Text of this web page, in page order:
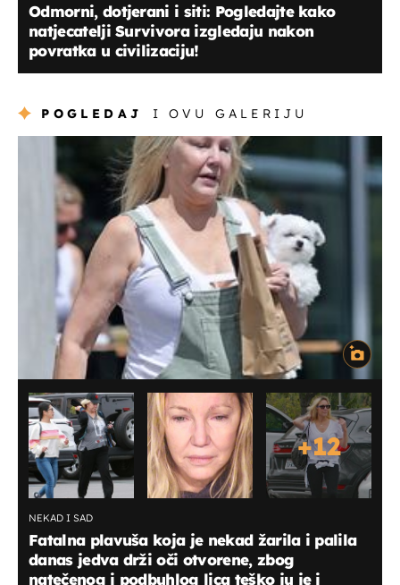
Odmorni, dotjerani i siti: Pogledajte kako
natjecatelji Survivora izgledaju nakon
povratka u civilizaciju!
POGLEDAJ I OVU GALERIJU
+12
NEKAD I SAD
Fatalna plavuša koja je nekad žarila i palila
danas jedva drži oči otvorene, zbog
natečenog i podbuhlog lica teško ju je i